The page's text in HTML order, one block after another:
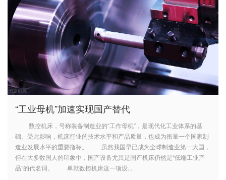
“工业母机”加速实现国产替代
数控机床，号称装备制造业的“工作母机”，是现代化工业体系的基
础。受此影响，机床行业的技术水平和产品质量，也成为衡量一个国家制
造业发展水平的重要指标。 虽然我国早已成为全球制造业第一大国，
但在大多数国人的印象中，国产设备尤其是国产机床仍然是“低端工业产
品”的代名词。 单就数控机床这一项设...